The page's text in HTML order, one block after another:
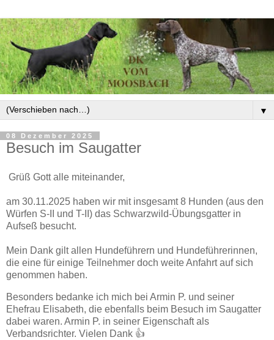
▼
08 Dezember 2025
Besuch im Saugatter
Grüß Gott alle miteinander,
am 30.11.2025 haben wir mit insgesamt 8 Hunden (aus den
Würfen S-II und T-II) das Schwarzwild-Übungsgatter in
Aufseß besucht.
Mein Dank gilt allen Hundeführern und Hundeführerinnen,
die eine für einige Teilnehmer doch weite Anfahrt auf sich
genommen haben.
Besonders bedanke ich mich bei Armin P. und seiner
Ehefrau Elisabeth, die ebenfalls beim Besuch im Saugatter
dabei waren. Armin P. in seiner Eigenschaft als
Verbandsrichter. Vielen Dank 👍